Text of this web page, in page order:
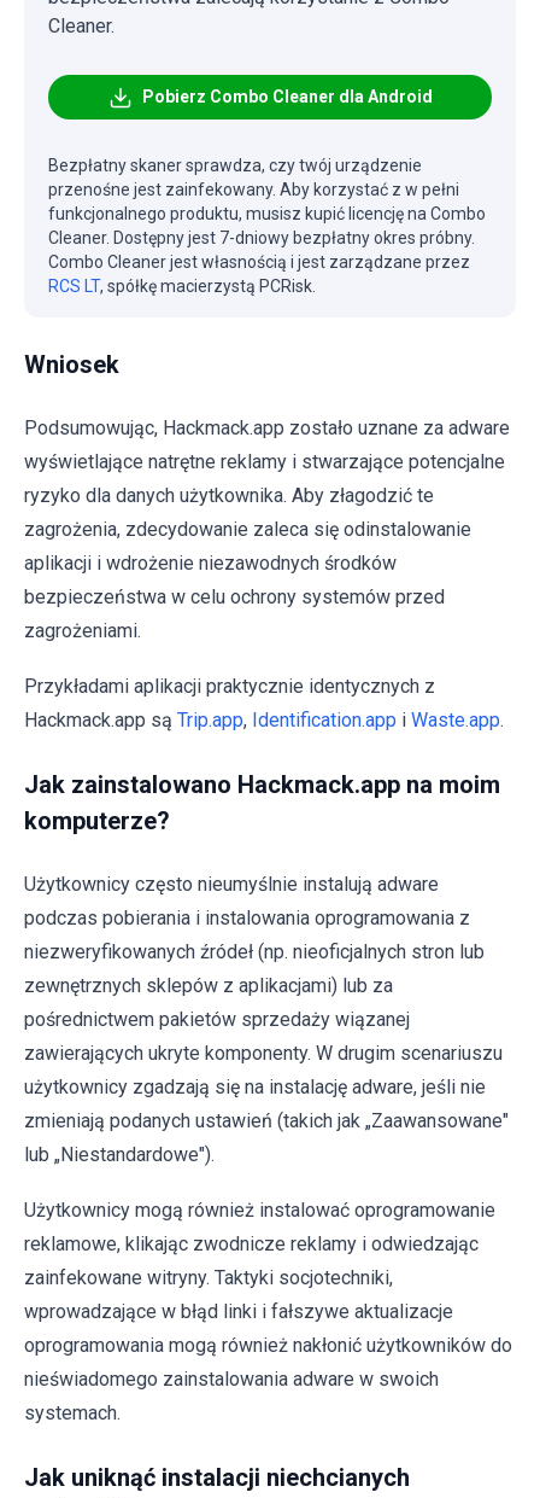
Cleaner.
Pobierz Combo Cleaner dla Android
Bezpłatny skaner sprawdza, czy twój urządzenie
przenośne jest zainfekowany. Aby korzystać z w pełni
funkcjonalnego produktu, musisz kupić licencję na Combo
Cleaner. Dostępny jest 7-dniowy bezpłatny okres próbny.
Combo Cleaner jest własnością i jest zarządzane przez
RCS LT, spółkę macierzystą PCRisk.
Wniosek
Podsumowując, Hackmack.app zostało uznane za adware
wyświetlające natrętne reklamy i stwarzające potencjalne
ryzyko dla danych użytkownika. Aby złagodzić te
zagrożenia, zdecydowanie zaleca się odinstalowanie
aplikacji i wdrożenie niezawodnych środków
bezpieczeństwa w celu ochrony systemów przed
zagrożeniami.
Przykładami aplikacji praktycznie identycznych z
Hackmack.app są Trip.app, Identification.app i Waste.app.
Jak zainstalowano Hackmack.app na moim
komputerze?
Użytkownicy często nieumyślnie instalują adware
podczas pobierania i instalowania oprogramowania z
niezweryfikowanych źródeł (np. nieoficjalnych stron lub
zewnętrznych sklepów z aplikacjami) lub za
pośrednictwem pakietów sprzedaży wiązanej
zawierających ukryte komponenty. W drugim scenariuszu
użytkownicy zgadzają się na instalację adware, jeśli nie
zmieniają podanych ustawień (takich jak „Zaawansowane"
lub „Niestandardowe").
Użytkownicy mogą również instalować oprogramowanie
reklamowe, klikając zwodnicze reklamy i odwiedzając
zainfekowane witryny. Taktyki socjotechniki,
wprowadzające w błąd linki i fałszywe aktualizacje
oprogramowania mogą również nakłonić użytkowników do
nieświadomego zainstalowania adware w swoich
systemach.
Jak uniknąć instalacji niechcianych